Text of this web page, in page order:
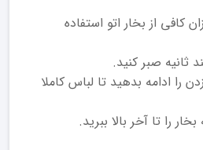
کافی از بخار اتو استفاده
ثانیه صبر کنید.
را ادامه بدهید تا لباس کاملا
را تا آخر بالا ببرید.